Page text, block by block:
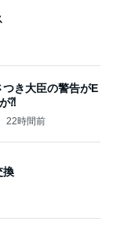
き大臣の警告がE
⁈
22時間前
換